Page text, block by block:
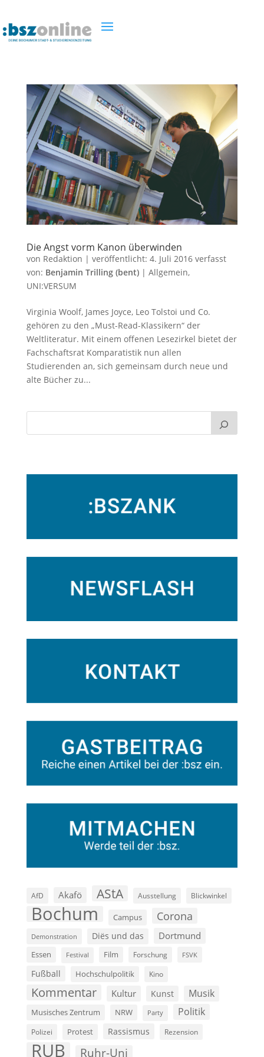
Die Angst vorm Kanon überwinden
von Redaktion | veröffentlicht: 4. Juli 2016verfasst
von: Benjamin Trilling (bent)| Allgemein,
UNI:VERSUM
Virginia Woolf, James Joyce, Leo Tolstoi und Co.
gehören zu den „Must-Read-Klassikern“ der
Weltliteratur. Mit einem offenen Lesezirkel bietet der
Fachschaftsrat Komparatistik nun allen
Studierenden an, sich gemeinsam durch neue und
alte Bücher zu...
AfD Akafö AStA Ausstellung Blickwinkel
Bochum Campus Corona
Demonstration Diës und das Dortmund
Essen Festival Film Forschung FSVK
Fußball Hochschulpolitik Kino
Kommentar Kultur Kunst Musik
Musisches Zentrum NRW Party Politik
Polizei Protest Rassismus Rezension
RUB Ruhr-Uni